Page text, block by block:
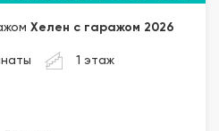
Хелен с гаражом 2026
1 этаж